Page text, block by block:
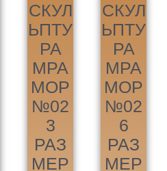
СКУЛ
ЬПТУ
РА
МРА
МОР
№02
3
РАЗ
МЕР
СКУЛ
ЬПТУ
РА
МРА
МОР
№02
6
РАЗ
МЕР